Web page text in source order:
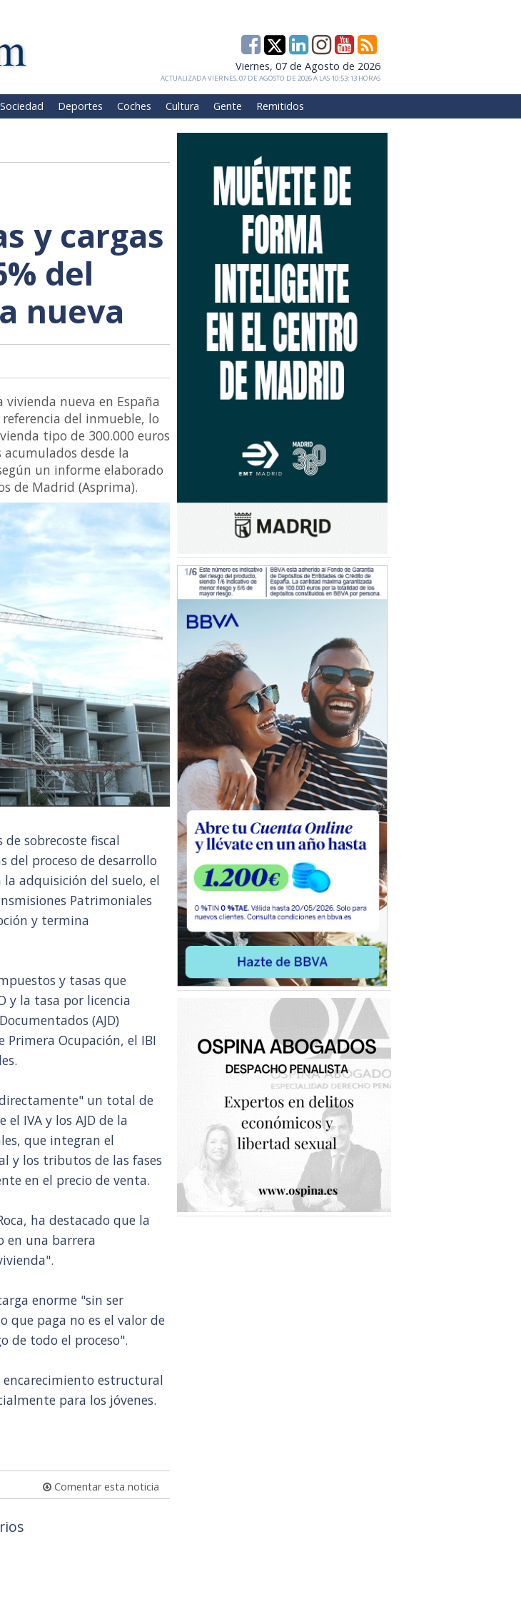
Viernes, 07 de Agosto de 2026
ACTUALIZADA VIERNES, 07 DE AGOSTO DE 2026 A LAS 10:53:13 HORAS
Sociedad Deportes Coches Cultura Gente Remitidos
y cargas
del
nueva
nueva en España
del inmueble, lo
tipo de 300.000 euros
acumulados desde la
un informe elaborado
de Madrid (Asprima).
sobrecoste fiscal
del proceso de desarrollo
adquisición del suelo, el
Patrimoniales
y termina
y tasas que
y la tasa por licencia
(AJD)
Primera Ocupación, el IBI
un total de
IVA y los AJD de la
que integran el
y los tributos de las fases
en el precio de venta.
ha destacado que la
en una barrera
enorme "sin ser
que paga no es el valor de
de todo el proceso".
estructural
para los jóvenes.
Comentar esta noticia